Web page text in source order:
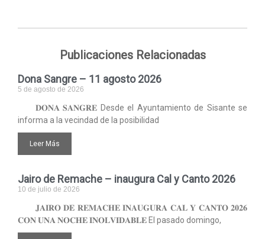
Publicaciones Relacionadas
Dona Sangre – 11 agosto 2026
5 de agosto de 2026
𝐃𝐎𝐍𝐀 𝐒𝐀𝐍𝐆𝐑𝐄 Desde el Ayuntamiento de Sisante se
informa a la vecindad de la posibilidad
Leer Más
Jairo de Remache – inaugura Cal y Canto 2026
10 de julio de 2026
𝐉𝐀𝐈𝐑𝐎 𝐃𝐄 𝐑𝐄𝐌𝐀𝐂𝐇𝐄 𝐈𝐍𝐀𝐔𝐆𝐔𝐑𝐀 𝐂𝐀𝐋 𝐘 𝐂𝐀𝐍𝐓𝐎 𝟐𝟎𝟐𝟔
𝐂𝐎𝐍 𝐔𝐍𝐀 𝐍𝐎𝐂𝐇𝐄 𝐈𝐍𝐎𝐋𝐕𝐈𝐃𝐀𝐁𝐋𝐄 El pasado domingo,